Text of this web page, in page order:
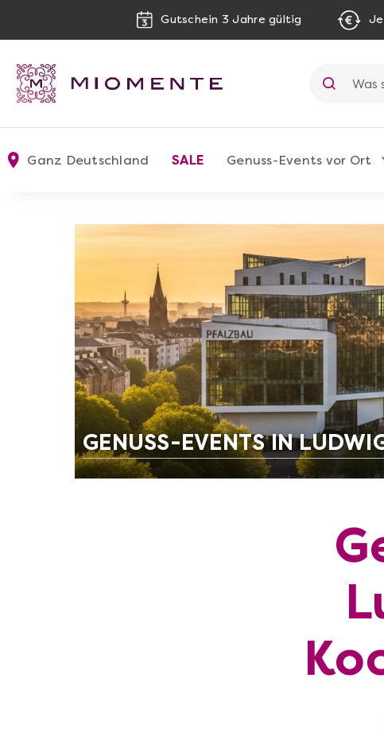
Gutschein 3 Jahre gültig
Ganz Deutschland SALE Genuss-Events vor Ort
GENUSS-EVENTS IN